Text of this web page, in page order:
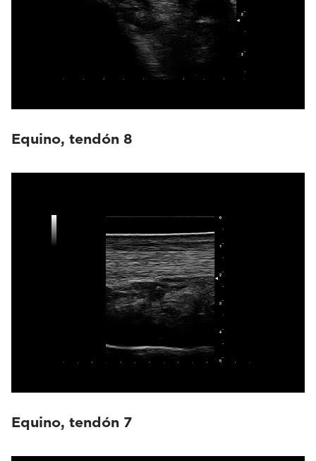
Equino, tendón 8
Equino, tendón 7